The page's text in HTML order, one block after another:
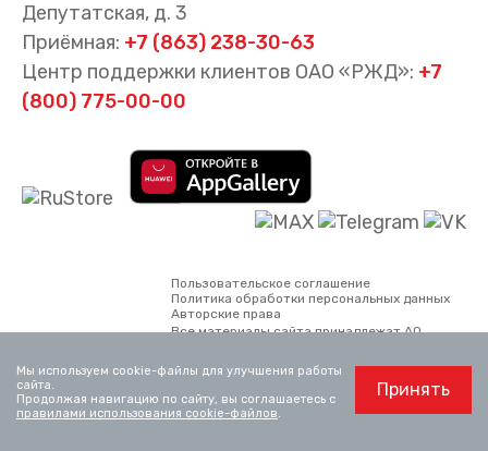
Депутатская, д. 3
Приёмная: +7 (863) 238-30-63
Центр поддержки клиентов ОАО «РЖД»: +7
(800) 775-00-00
Пользовательское соглашение
Политика обработки персональных данных
Авторские права
Все материалы сайта принадлежат АО
пассажирская компания. Использование
материалов, опубликованных на сайте,
возможно только со ссылкой на сайт.
Официальный сайт ОАО «РЖД»
Мы используем cookie-файлы для улучшения работы
сайта.
Продолжая навигацию по сайту, вы соглашаетесь с
правилами использования cookie-файлов.
Принять